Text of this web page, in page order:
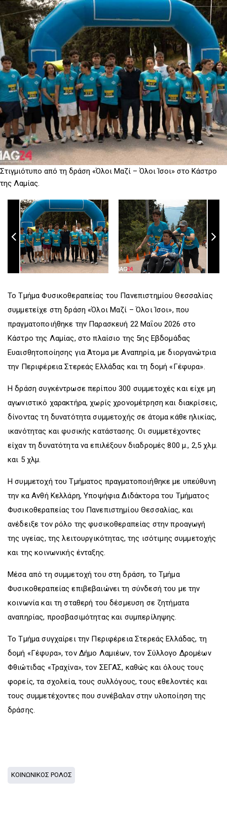
D
W
N
T
R
I
G
G
E
R
O
N
T
R
I
G
G
D
W
N
T
R
I
G
G
E
R
Στιγμιότυπο από τη δράση «Όλοι Μαζί – Όλοι Ίσοι» στο Κάστρο
της Λαμίας.
Το Τμήμα Φυσικοθεραπείας του Πανεπιστημίου Θεσσαλίας
συμμετείχε στη δράση «Όλοι Μαζί – Όλοι Ίσοι», που
πραγματοποιήθηκε την Παρασκευή 22 Μαΐου 2026 στο
Κάστρο της Λαμίας, στο πλαίσιο της 5ης Εβδομάδας
Ευαισθητοποίησης για Άτομα με Αναπηρία, με διοργανώτρια
την Περιφέρεια Στερεάς Ελλάδας και τη δομή «Γέφυρα».
Η δράση συγκέντρωσε περίπου 300 συμμετοχές και είχε μη
αγωνιστικό χαρακτήρα, χωρίς χρονομέτρηση και διακρίσεις,
δίνοντας τη δυνατότητα συμμετοχής σε άτομα κάθε ηλικίας,
ικανότητας και φυσικής κατάστασης. Οι συμμετέχοντες
είχαν τη δυνατότητα να επιλέξουν διαδρομές 800 μ., 2,5 χλμ.
και 5 χλμ.
Η συμμετοχή του Τμήματος πραγματοποιήθηκε με υπεύθυνη
την κα Ανθή Κελλάρη, Υποψήφια Διδάκτορα του Τμήματος
Φυσικοθεραπείας του Πανεπιστημίου Θεσσαλίας, και
ανέδειξε τον ρόλο της φυσικοθεραπείας στην προαγωγή
της υγείας, της λειτουργικότητας, της ισότιμης συμμετοχής
και της κοινωνικής ένταξης.
Μέσα από τη συμμετοχή του στη δράση, το Τμήμα
Φυσικοθεραπείας επιβεβαιώνει τη σύνδεσή του με την
κοινωνία και τη σταθερή του δέσμευση σε ζητήματα
αναπηρίας, προσβασιμότητας και συμπερίληψης.
Το Τμήμα συγχαίρει την Περιφέρεια Στερεάς Ελλάδας, τη
δομή «Γέφυρα», τον Δήμο Λαμιέων, τον Σύλλογο Δρομέων
Φθιώτιδας «Τραχίνα», τον ΣΕΓΑΣ, καθώς και όλους τους
φορείς, τα σχολεία, τους συλλόγους, τους εθελοντές και
τους συμμετέχοντες που συνέβαλαν στην υλοποίηση της
δράσης.
ΚΟΙΝΩΝΙΚΟΣ ΡΟΛΟΣ